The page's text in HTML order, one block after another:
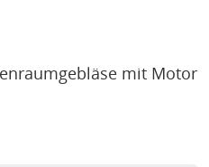
mit Motor